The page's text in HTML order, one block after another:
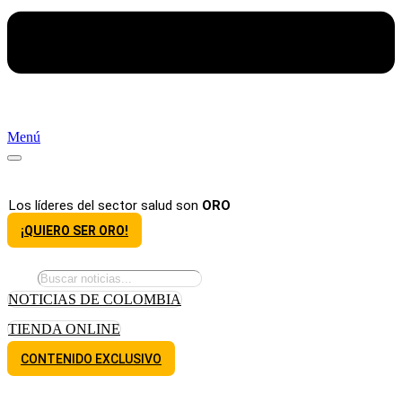
Menú
Los líderes del sector salud son ORO
¡QUIERO SER ORO!
NOTICIAS DE COLOMBIA
TIENDA ONLINE
CONTENIDO EXCLUSIVO